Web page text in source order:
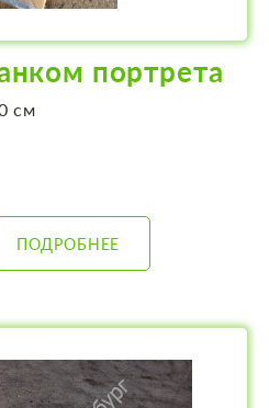
портрета
см
ПОДРОБНЕЕ